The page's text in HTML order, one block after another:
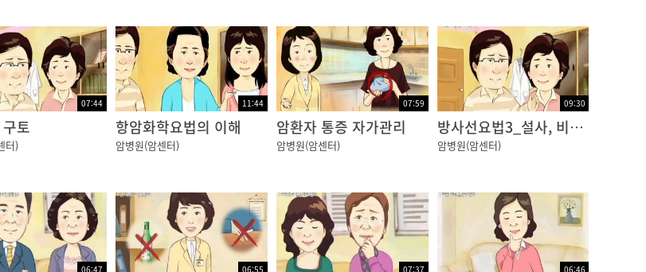
07:44
토
터)
11:44
항암화학요법의 이해
암병원(암센터)
07:59
암환자 통증 자가관리
암병원(암센터)
09:30
방사선요법3_설사, 비뇨생식기 변화
암병원(암센터)
06:47 06:55 07:37 06:46